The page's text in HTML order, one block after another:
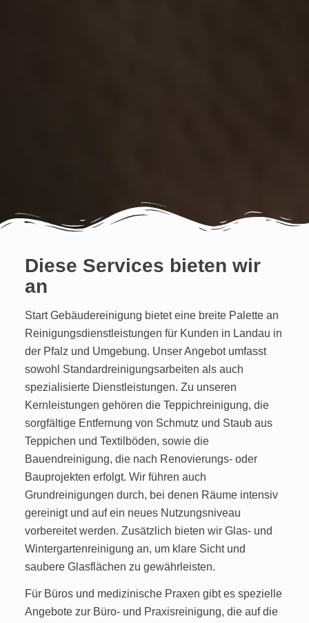
Diese Services bieten wir
an
Start Gebäudereinigung bietet eine breite Palette an
Reinigungsdienstleistungen für Kunden in Landau in
der Pfalz und Umgebung. Unser Angebot umfasst
sowohl Standardreinigungsarbeiten als auch
spezialisierte Dienstleistungen. Zu unseren
Kernleistungen gehören die Teppichreinigung, die
sorgfältige Entfernung von Schmutz und Staub aus
Teppichen und Textilböden, sowie die
Bauendreinigung, die nach Renovierungs- oder
Bauprojekten erfolgt. Wir führen auch
Grundreinigungen durch, bei denen Räume intensiv
gereinigt und auf ein neues Nutzungsniveau
vorbereitet werden. Zusätzlich bieten wir Glas- und
Wintergartenreinigung an, um klare Sicht und
saubere Glasflächen zu gewährleisten.
Für Büros und medizinische Praxen gibt es spezielle
Angebote zur Büro- und Praxisreinigung, die auf die